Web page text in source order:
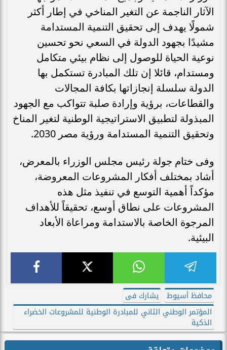
الآثار الناجمة عن التغير المناخي في إطار أكثر
شمولًا يهدف إلى تحقيق التنمية المستدامة
مشيدًا بجهود الدولة في السعي نحو تحسين
نوعية الحياة للوصول إلى نظام بيئي متكامل
ومستدام، قائلا إن تلك المبادرة تستكمل بها
الدولة سلسلة إنجازاتها بكافة المجالات
والقطاعات، برؤية وإرادة صلبة تتواكب مع الجهود
المبذولة لتطبيق الاستراتيجية الوطنية لتغير المناخ
وتحقيق التنمية المستدامة ورؤية مصر 2030.
وفى ختام جولة رئيس مجلس الوزراء بالمعرض،
أشاد بمختلف أفكار المشروعات المعروضة،
مؤكداً أهمية التوسع في تنفيذ مثل هذه
المشروعات على نطاق أوسع، تحقيقاً للأهداف
المرجوة الخاصة بالاستدامة ومراعاة الأبعاد
البيئية.
محافظ أسيوط
يشارك فى
المؤتمر الوطني الثاني للمبادرة الوطنية للمشروعات الخضراء
الذكية